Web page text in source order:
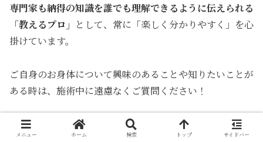
専門家も納得の知識を誰でも理解できるように伝えられる
「教えるプロ」 として、常に「楽しく分かりやすく」を心
掛けています。
ご自身のお身体について興味のあることや知りたいことが
ある時は、施術中に遠慮なくご質問ください！
４．論理的にパフォーマンスアップができる
メニュー ホーム 検索 トップ サイドバー